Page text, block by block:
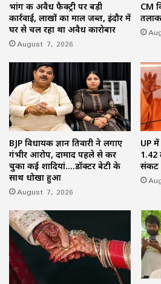
भांग की अवैध फैक्ट्री पर बड़ी
कार्रवाई, लाखों का माल जब्त, इंदौर में
घर से चल रहा था अवैध कारोबार
August 7, 2026
CM
BJP विधायक ज्ञान तिवारी ने लगाए
गंभीर आरोप, दामाद पहले से कर
चुका कई शादियां….डॉक्टर बेटी के
साथ धोखा हुआ
August 7, 2026
UP
1.42
संकट